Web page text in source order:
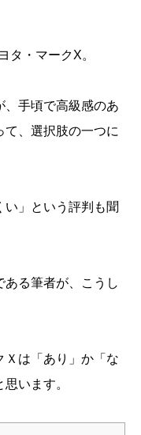
タ・マークX。
、手頃で高級感のあ
て、選択肢の一つに
い」という評判も聞
る筆者が、こうし
Ｘは「あり」か「な
います。